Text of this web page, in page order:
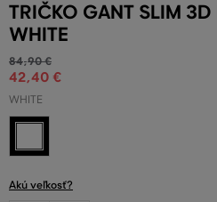
TRIČKO GANT SLIM
WHITE
84,90 €
42,40 €
WHITE
Akú veľkosť?